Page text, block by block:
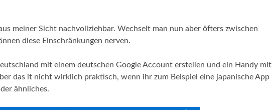
meiner Sicht nachvollziehbar. Wechselt man nun aber öfters zwischen
diese Einschränkungen nerven.
mit einem deutschen Google Account erstellen und ein Handy mit
das it nicht wirklich praktisch, wenn ihr zum Beispiel eine japanische App
ähnliches.